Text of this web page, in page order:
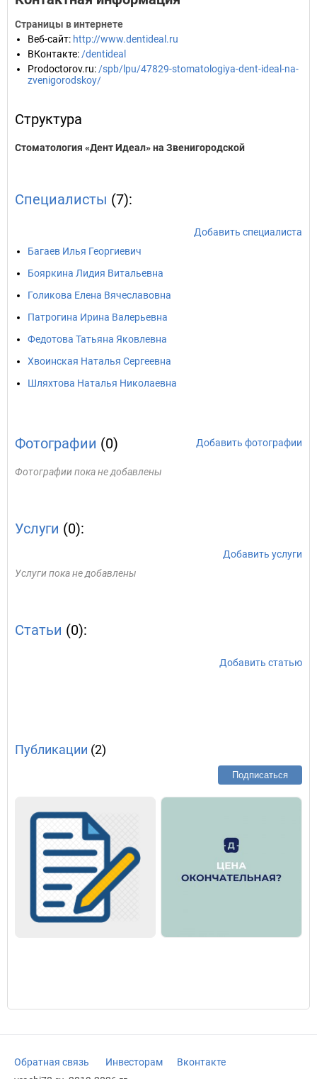
Страницы в интернете
Веб-сайт: http://www.dentideal.ru
ВКонтакте: /dentideal
Prodoctorov.ru: /spb/lpu/47829-stomatologiya-dent-ideal-na-
zvenigorodskoy/
Структура
Стоматология «Дент Идеал» на Звенигородской
Специалисты (7):
Добавить специалиста
Багаев Илья Георгиевич
Бояркина Лидия Витальевна
Голикова Елена Вячеславовна
Патрогина Ирина Валерьевна
Федотова Татьяна Яковлевна
Хвоинская Наталья Сергеевна
Шляхтова Наталья Николаевна
Фотографии (0) Добавить фотографии
Фотографии пока не добавлены
Услуги (0):
Добавить услуги
Услуги пока не добавлены
Статьи (0):
Добавить статью
Публикации (2)
Подписаться
Обратная связь Инвесторам
Вконтакте